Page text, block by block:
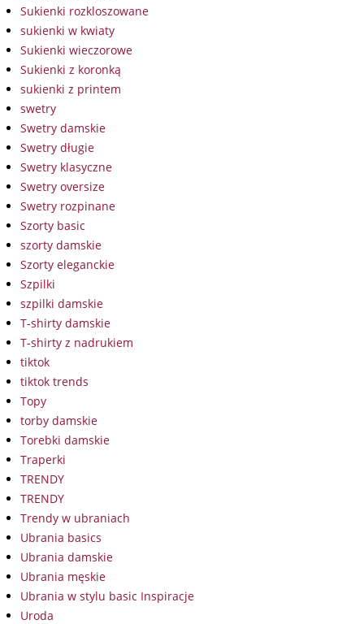
Sukienki rozkloszowane
sukienki w kwiaty
Sukienki wieczorowe
Sukienki z koronką
sukienki z printem
swetry
Swetry damskie
Swetry długie
Swetry klasyczne
Swetry oversize
Swetry rozpinane
Szorty basic
szorty damskie
Szorty eleganckie
Szpilki
szpilki damskie
T-shirty damskie
T-shirty z nadrukiem
tiktok
tiktok trends
Topy
torby damskie
Torebki damskie
Traperki
TRENDY
TRENDY
Trendy w ubraniach
Ubrania basics
Ubrania damskie
Ubrania męskie
Ubrania w stylu basic Inspiracje
Uroda